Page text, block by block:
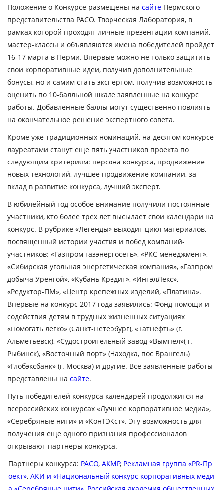
Положение о Конкурсе размещены на сайте Пермского
представительства РАСО. Творческая Лаборатория, в
рамках которой проходят личные презентации компаний,
мастер-классы и объявляются имена победителей пройдет
16-17 марта в Перми. Впервые можно не только защитить
свои корпоративные идеи, получив дополнительные
бонусы, но и самим стать экспертом, получив возможность
оценить по 10-балльной шкале заявленные на конкурс
работы. Добавленные баллы могут существенно повлиять
на окончательное решение экспертного совета.
Кроме уже традиционных номинаций, на десятом конкурсе
лауреатами станут еще пять участников проекта по
следующим критериям: персона конкурса, продвижение
новых технологий, лучшее продвижение компании, за
вклад в развитие конкурса, лучший эксперт.
В юбилейный год особое внимание получили постоянные
участники, кто более трех лет высылает свои календари на
конкурс. В рубрике «Легенды» выходит цикл материалов,
посвященный истории участия и побед компаний-
участников: «Газпром газэнергосеть», «РКС менеджмент»,
«Сибирская угольная энергетическая компания», «Газпром
добыча Уренгой», «Кубань Кредит», «ИнтэлЛекс»,
«Редуктор-ПМ», «Центр крепежных изделий, «Платина».
Впервые на конкурс 2017 года заявились: Фонд помощи и
содействия детям в трудных жизненных ситуациях
«Помогать легко» (Санкт-Петербург), «Татнефть» (г.
Альметьевск), «Судостроительный завод «Вымпел»( г.
Рыбинск), «Восточный порт» (Находка, пос Врангель)
«Глобэксбанк» (г. Москва) и другие. Все заявленные работы
представлены на сайте.
Путь победителей конкурса календарей продолжится на
всероссийских конкурсах «Лучшее корпоративное медиа»,
«Серебряные нити» и «КонТЭКст». Эту возможность для
получения еще одного признания профессионалов
открывают партнеры конкурса.
Партнеры конкурса: РАСО,АКМР, Рекламная группа «PR-Пр
оект»,АКИ и «Национальный конкурс корпоративных меди